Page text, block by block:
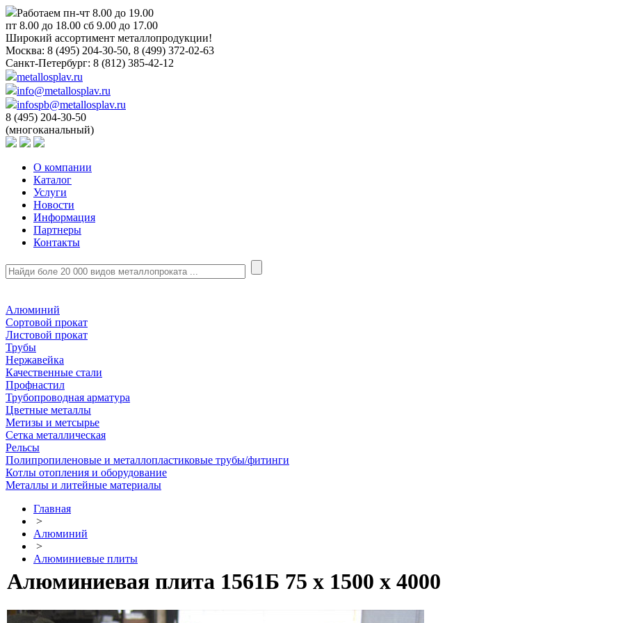
Работаем пн-чт 8.00 до 19.00
пт 8.00 до 18.00 сб 9.00 до 17.00
Широкий ассортимент металлопродукции!
Москва: 8 (495) 204-30-50, 8 (499) 372-02-63
Санкт-Петербург: 8 (812) 385-42-12
metallosplav.ru
info@metallosplav.ru
infospb@metallosplav.ru
8 (495) 204-30-50
(многоканальный)
О компании
Каталог
Услуги
Новости
Информация
Партнеры
Контакты
Алюминий
Сортовой прокат
Листовой прокат
Трубы
Нержавейка
Качественные стали
Профнастил
Трубопроводная арматура
Цветные металлы
Метизы и метсырье
Сетка металлическая
Рельсы
Полипропиленовые и металлопластиковые трубы/фитинги
Котлы отопления и оборудование
Металлы и литейные материалы
Главная
>
Алюминий
>
Алюминиевые плиты
Алюминиевая плита 1561Б 75 х 1500 х 4000